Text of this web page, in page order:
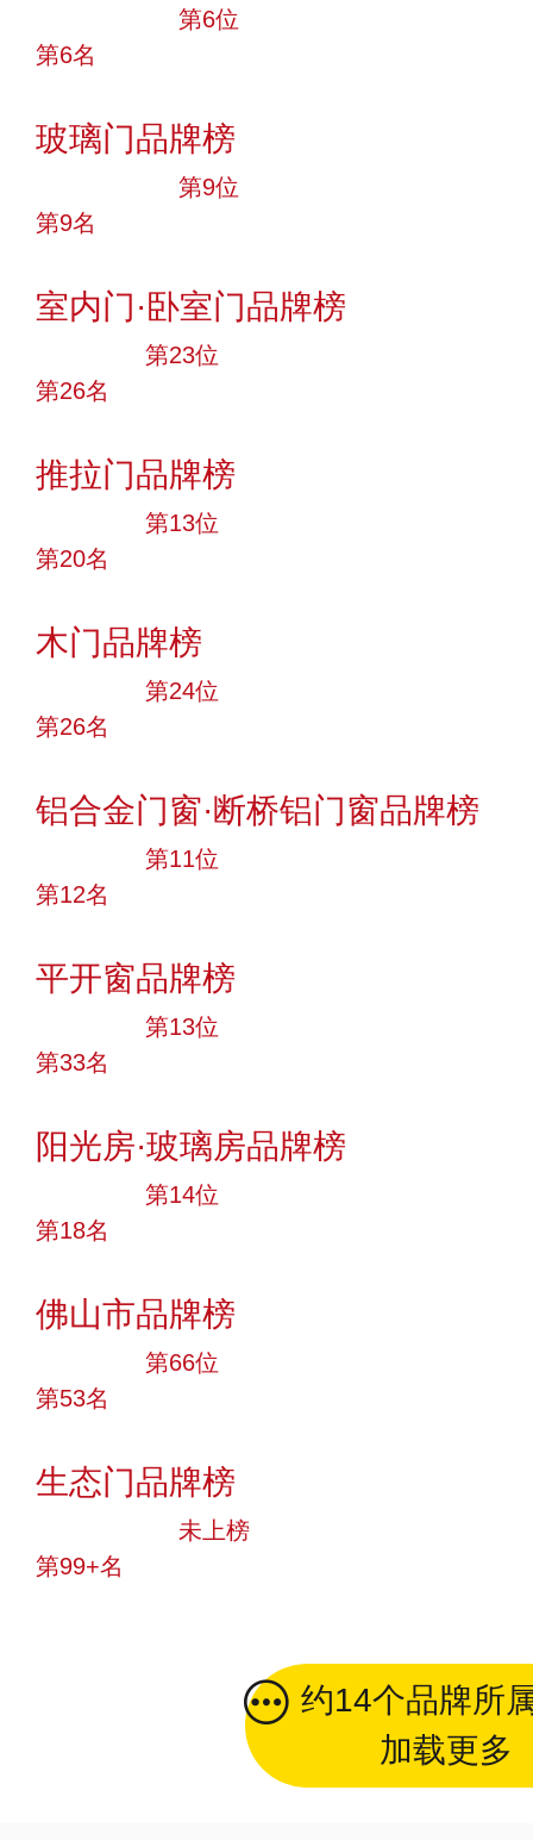
第6位
第6名
玻璃门品牌榜
第9位
第9名
室内门·卧室门品牌榜
第23位
第26名
推拉门品牌榜
第13位
第20名
木门品牌榜
第24位
第26名
铝合金门窗·断桥铝门窗品牌榜
第11位
第12名
平开窗品牌榜
第13位
第33名
阳光房·玻璃房品牌榜
第14位
第18名
佛山市品牌榜
第66位
第53名
生态门品牌榜
未上榜
第99+名
约14个品牌所
加载更多